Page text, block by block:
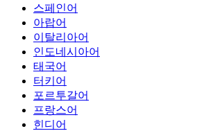
스페인어
아랍어
이탈리아어
인도네시아어
태국어
터키어
포르투갈어
프랑스어
힌디어